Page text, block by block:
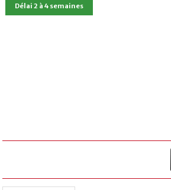
Délai 2 à 4 semaines